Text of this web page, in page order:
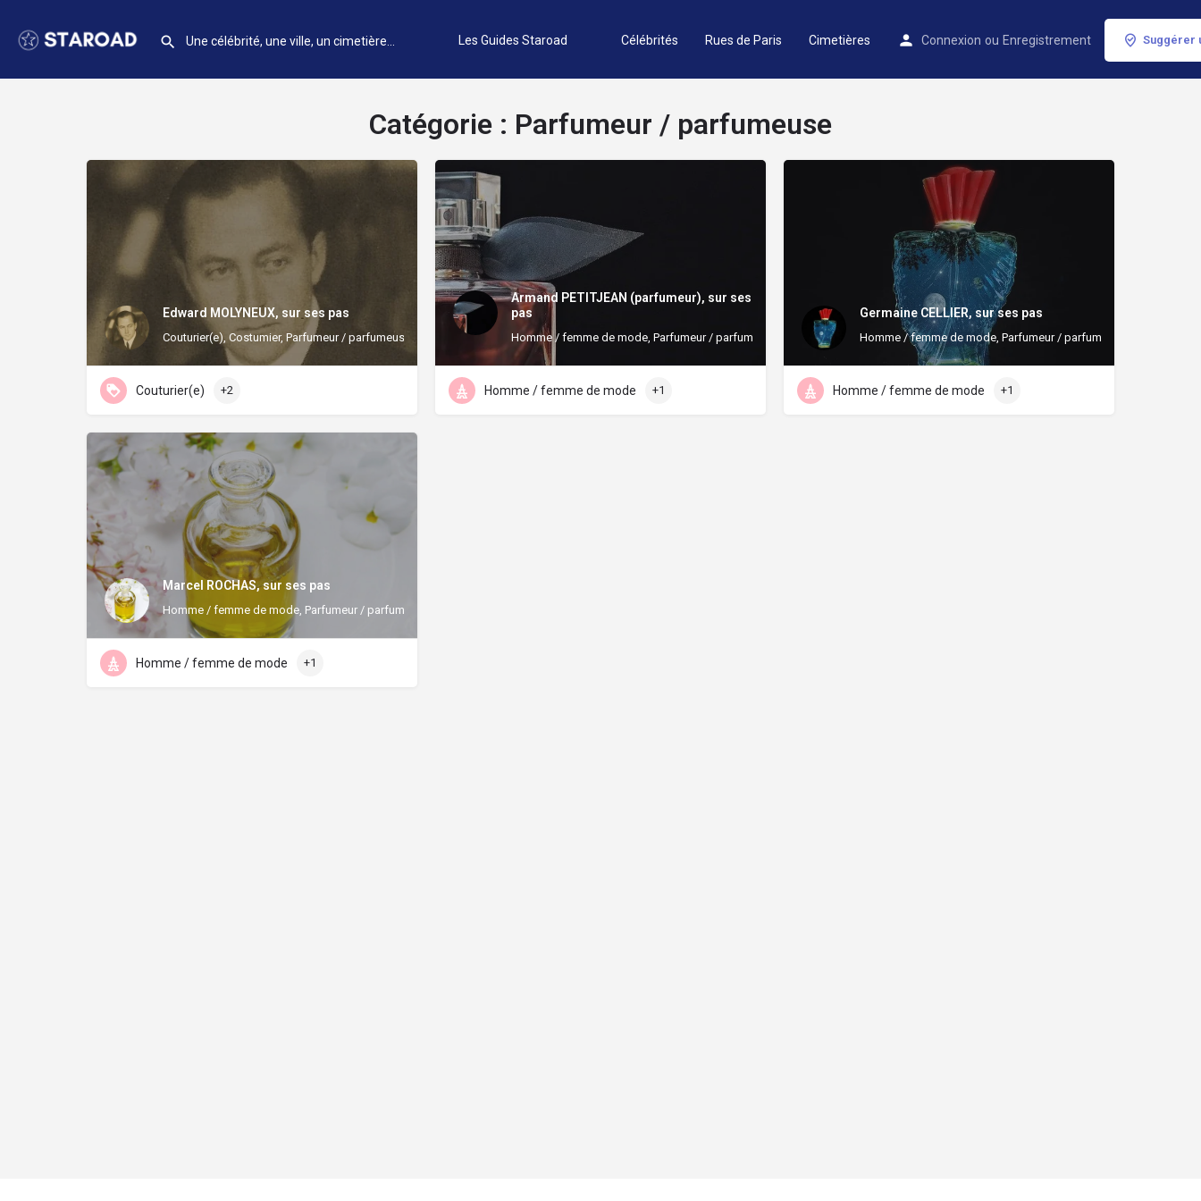
Les Guides Staroad Célébrités Rues de Paris Cimetières Connexion ou Enregistrement Suggérer
Catégorie : Parfumeur / parfumeuse
Edward MOLYNEUX, sur ses pas
Couturier(e), Costumier, Parfumeur / parfumeuse
Couturier(e) +2
Armand PETITJEAN (parfumeur), sur ses
pas
Homme / femme de mode, Parfumeur / parfumeuse
Homme / femme de mode +1
Germaine CELLIER, sur ses pas
Homme / femme de mode, Parfumeur / parfumeuse
Homme / femme de mode +1
Marcel ROCHAS, sur ses pas
Homme / femme de mode, Parfumeur / parfumeuse
Homme / femme de mode +1